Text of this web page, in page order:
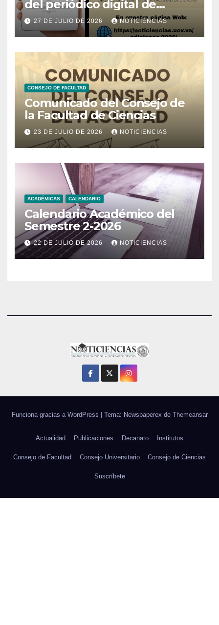
del periódico digital de
Noticiencias 2026
27 DE JULIO DE 2026 NOTICIENCIAS
CONSEJO DE FACULTAD
Comunicado del Consejo de
la Facultad de Ciencias
23 DE JULIO DE 2026 NOTICIENCIAS
ACADÉMICAS CALENDARIO
Calendario Académico del
Semestre 2-2026
22 DE JULIO DE 2026 NOTICIENCIAS
Funciona gracias a WordPress Tema: Newspaperex de Themeansar
Actualidad Publicaciones Decanato Institutos
Consejo de Facultad Consejo Universitario Consejo de Ciencias
Suscríbete